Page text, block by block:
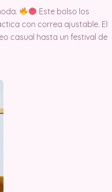
Este bolso los
con correa ajustable. El
casual hasta un festival de